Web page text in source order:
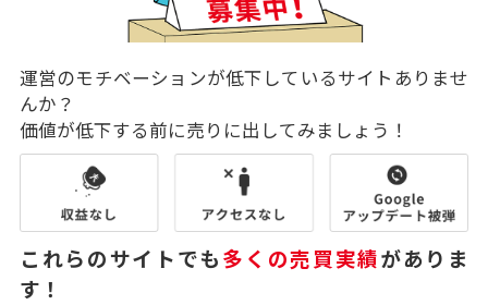
運営のモチベーションが低下しているサイトありませ
んか？
価値が低下する前に売りに出してみましょう！
これらのサイトでも多くの売買実績がありま
す！